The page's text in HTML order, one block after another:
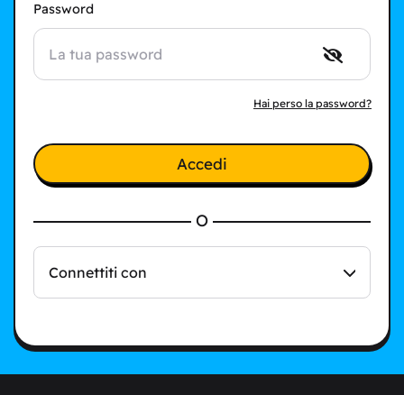
Password
Hai perso la password?
Accedi
O
Connettiti con